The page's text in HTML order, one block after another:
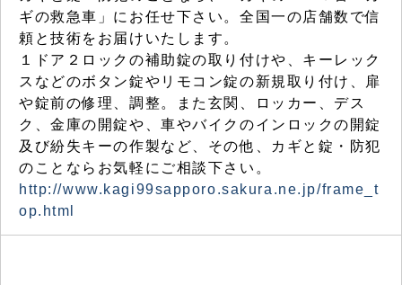
ギの救急車」にお任せ下さい。全国一の店舗数で信
頼と技術をお届けいたします。
１ドア２ロックの補助錠の取り付けや、キーレック
スなどのボタン錠やリモコン錠の新規取り付け、扉
や錠前の修理、調整。また玄関、ロッカー、デス
ク、金庫の開錠や、車やバイクのインロックの開錠
及び紛失キーの作製など、その他、カギと錠・防犯
のことならお気軽にご相談下さい。
http://www.kagi99sapporo.sakura.ne.jp/frame_t
op.html